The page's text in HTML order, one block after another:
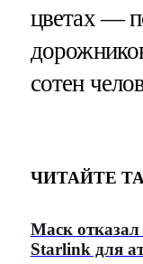
цветах —
сотен
ЧИТАЙТЕ
Маск отказал
Starlink для